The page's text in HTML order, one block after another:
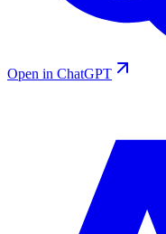
Open in ChatGPT